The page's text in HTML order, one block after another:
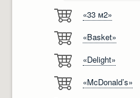
Ліцензії, сертифікати, дипломи
Автоматизація
Модернізація
«33 м2»
«Basket»
«Delight»
«McDonald’s»